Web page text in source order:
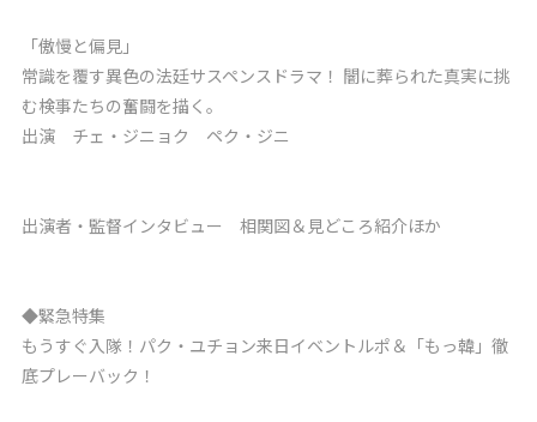
「傲慢と偏見」
常識を覆す異色の法廷サスペンスドラマ！ 闇に葬られた真実に挑
む検事たちの奮闘を描く。
出演 チェ・ジニョク ペク・ジニ
出演者・監督インタビュー 相関図＆見どころ紹介ほか
◆緊急特集
もうすぐ入隊！パク・ユチョン来日イベントルポ＆「もっ韓」徹
底プレーバック！